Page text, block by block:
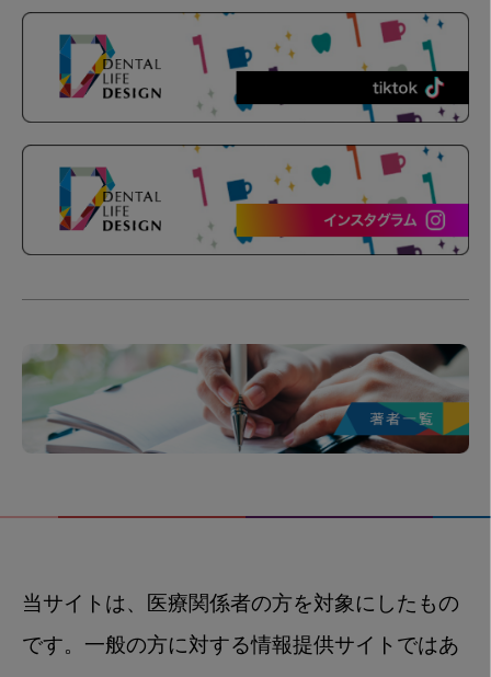
当サイトは、医療関係者の方を対象にしたもの
です。一般の方に対する情報提供サイトではあ